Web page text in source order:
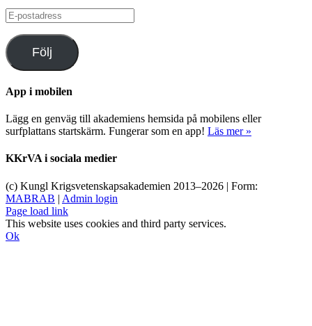
E-
postadress
Följ
App i mobilen
Lägg en genväg till akademiens hemsida på mobilens eller
surfplattans startskärm. Fungerar som en app! Läs mer »
KKrVA i sociala medier
(c) Kungl Krigsvetenskapsakademien 2013–2026 | Form:
MABRAB | Admin login
Page load link
This website uses cookies and third party services.
Ok